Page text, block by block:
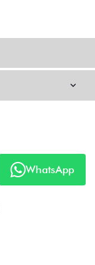
WhatsApp